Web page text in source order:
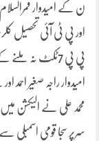
اور پی ٹی آئی تحصیل
پی پی 7ٹکٹ نہ
امیدوار راجہ صغیر
محمد علی نے الیکشن میں
سرپر سجا قومی